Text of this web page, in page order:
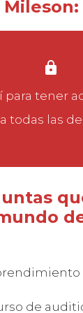
para tener
todas las
de